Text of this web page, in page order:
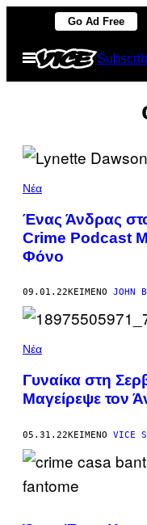
Μετάβαση
περιεχόμενο
Go Ad Free
Ανοίξτε
το
μενού
Νέα
Ένας Άνδρας
Crime Podcast
Φόνο
09.01.22ΚΕΊΜΕΝΟ JOHN
Νέα
Γυναίκα στη
Μαγείρεψε τον
05.31.22ΚΕΊΜΕΝΟ VICE